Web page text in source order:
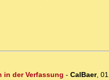
in der Verfassung - CalBaer,